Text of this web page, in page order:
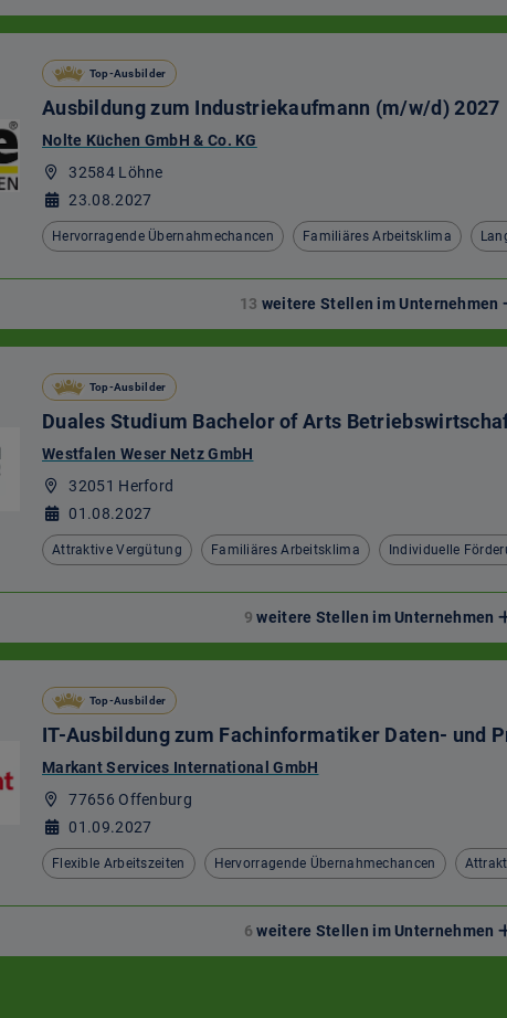
Top-Ausbilder
Ausbildung zum Industriekaufmann (m/w/d) 2027
Nolte Küchen GmbH & Co. KG
32584 Löhne
23.08.2027
Hervorragende Übernahmechancen Familiäres Arbeitsklima
13 weitere Stellen im Unternehmen
Top-Ausbilder
Duales Studium Bachelor of Arts
Westfalen Weser Netz GmbH
32051 Herford
01.08.2027
Attraktive Vergütung Familiäres Arbeitsklima Individuelle
9 weitere Stellen im Unternehmen
Top-Ausbilder
IT-Ausbildung zum Fachinformatiker Daten- und
Markant Services International GmbH
77656 Offenburg
01.09.2027
Flexible Arbeitszeiten Hervorragende Übernahmechancen
6 weitere Stellen im Unternehmen